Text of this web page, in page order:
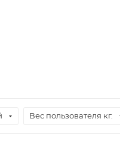
Вес пользователя кг.